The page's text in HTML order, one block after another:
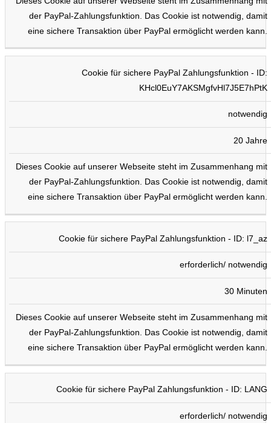
der PayPal-Zahlungsfunktion. Das Cookie ist notwendig, damit
eine sichere Transaktion über PayPal ermöglicht werden kann.
Cookie für sichere PayPal Zahlungsfunktion - ID:
KHcl0EuY7AKSMgfvHl7J5E7hPtK
notwendig
20 Jahre
Dieses Cookie auf unserer Webseite steht im Zusammenhang mit
der PayPal-Zahlungsfunktion. Das Cookie ist notwendig, damit
eine sichere Transaktion über PayPal ermöglicht werden kann.
Cookie für sichere PayPal Zahlungsfunktion - ID: l7_az
erforderlich/ notwendig
30 Minuten
Dieses Cookie auf unserer Webseite steht im Zusammenhang mit
der PayPal-Zahlungsfunktion. Das Cookie ist notwendig, damit
eine sichere Transaktion über PayPal ermöglicht werden kann.
Cookie für sichere PayPal Zahlungsfunktion - ID: LANG
erforderlich/ notwendig